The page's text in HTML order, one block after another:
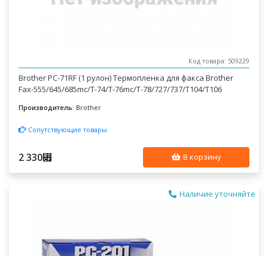
Код товара: 509229
Brother PC-71RF (1 рулон) Термопленка для факса Brother
Fax-555/645/685mc/T-74/T-76mc/T-78/727/737/T104/T106
Производитель: Brother
Сопутствующие товары
2 330⃏ В корзину
Наличие уточняйте